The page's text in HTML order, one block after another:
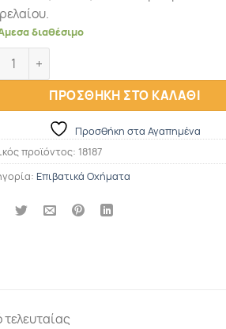
διαθέσιμο
Agip Eni I-SINT FE 5W30 4L DPF
ΠΡΟΣΘΗΚΗ ΣΤΟ ΚΑΛΑΘΙ
Προσθήκη στα Αγαπημένα
προϊόντος: 18187
Επιβατικά Οχήματα